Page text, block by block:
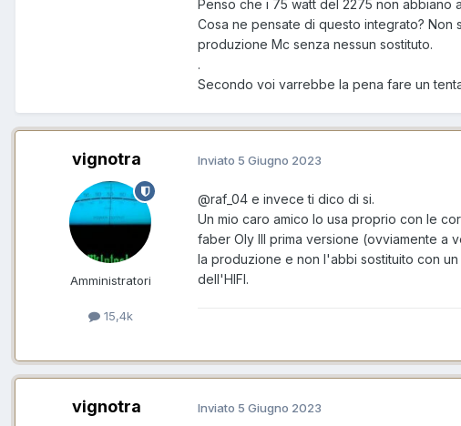
Penso che i 75 watt del 2275 non abbiano
Cosa ne pensate di questo integrato?
produzione Mc senza nessun sostituto.
.
Secondo voi varrebbe la pena fare un
vignotra
Amministratori
15,4k
Inviato 5 Giugno 2023
@raf_04 e invece ti dico di si.
Un mio caro amico lo usa proprio con le
faber Oly III prima versione (ovviamente a
la produzione e non l'abbi sostituito con
dell'HIFI.
vignotra Inviato 5 Giugno 2023